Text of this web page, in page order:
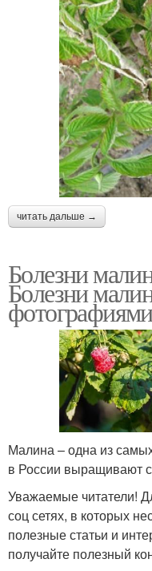
читать дальше →
Болезни
Болезни
Малина – одна из
в России выращивают
Уважаемые читатели!
соц сетях, в которых
полезные статьи и
получайте полезный